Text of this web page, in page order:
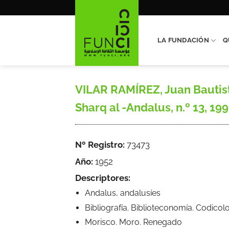
LA FUNDACIÓN
VILAR RAMÍREZ, Juan
Sharq al -Andalus, n.º 13,
Nº Registro: 73473
Año: 1952
Descriptores:
Andalus, andalusíes
Bibliografía. Biblioteconomía.
Morisco. Moro. Renegado